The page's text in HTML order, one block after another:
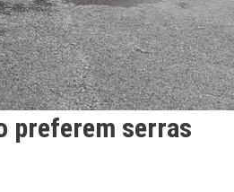
preferem serras